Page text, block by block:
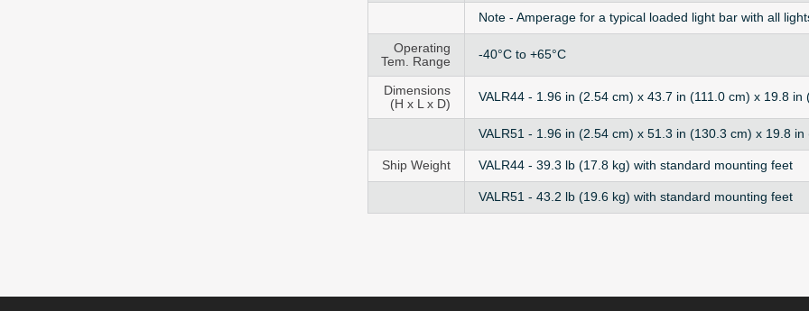
Note - Amperage for a typical loaded light bar with all
Operating
Tem. Range
-40°C to +65°C
Dimensions
(H x L x D)
VALR44 - 1.96 in (2.54 cm) x 43.7 in (111.0 cm) x 19.8 in
VALR51 - 1.96 in (2.54 cm) x 51.3 in (130.3 cm) x 19.8 in
Ship Weight VALR44 - 39.3 lb (17.8 kg) with standard mounting feet
VALR51 - 43.2 lb (19.6 kg) with standard mounting feet